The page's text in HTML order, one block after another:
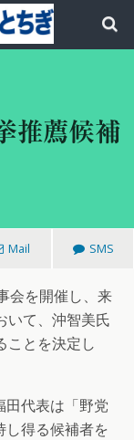
推薦候補
Mail SMS
会を開催し、来
いて、沖智美氏
ことを決定し
代表は「野党
し得る候補者を